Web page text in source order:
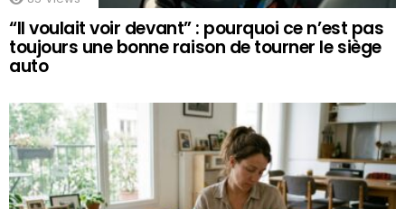
“Il voulait voir devant” : pourquoi ce n’est pas
toujours une bonne raison de tourner le siège
auto